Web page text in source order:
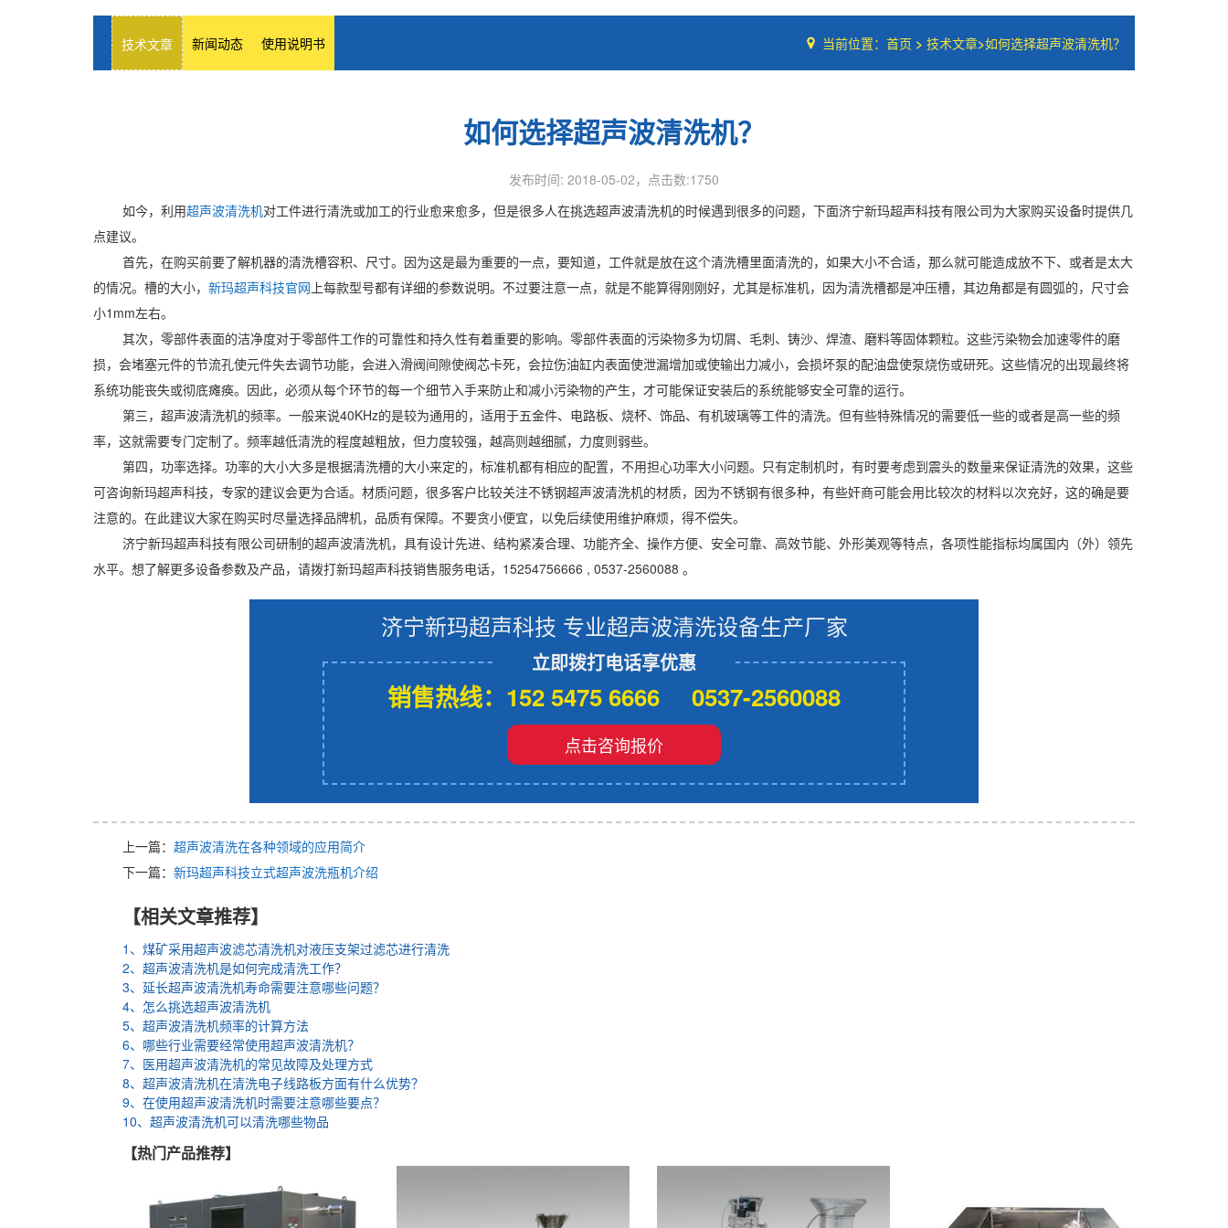
技术文章 新闻动态 使用说明书 当前位置： 首页 > 技术文章>如何选择超声波清洗机？
如何选择超声波清洗机？
发布时间: 2018-05-02，点击数:1750
如今，利用超声波清洗机对工件进行清洗或加工的行业愈来愈多，但是很多人在挑选超声波清洗机的时候遇到很多的问题，下面济宁新玛超声科技有限公司为大家购买设备时提供几
点建议。
首先，在购买前要了解机器的清洗槽容积、尺寸。因为这是最为重要的一点，要知道，工件就是放在这个清洗槽里面清洗的，如果大小不合适，那么就可能造成放不下、或者是太大
的情况。槽的大小， 新玛超声科技官网 上每款型号都有详细的参数说明。不过要注意一点，就是不能算得刚刚好，尤其是标准机，因为清洗槽都是冲压槽，其边角都是有圆弧的，尺寸会
小1mm左右。
其次，零部件表面的洁净度对于零部件工作的可靠性和持久性有着重要的影响。零部件表面的污染物多为切屑、毛刺、铸沙、焊渣、磨料等固体颗粒。这些污染物会加速零件的磨
损，会堵塞元件的节流孔使元件失去调节功能，会进入滑阀间隙使阀芯卡死，会拉伤油缸内表面使泄漏增加或使输出力减小，会损坏泵的配油盘使泵烧伤或研死。这些情况的出现最终将
系统功能丧失或彻底瘫痪。因此，必须从每个环节的每一个细节入手来防止和减小污染物的产生，才可能保证安装后的系统能够安全可靠的运行。
第三，超声波清洗机的频率。一般来说40KHz的是较为通用的，适用于五金件、电路板、烧杯、饰品、有机玻璃等工件的清洗。但有些特殊情况的需要低一些的或者是高一些的频
率，这就需要专门定制了。频率越低清洗的程度越粗放，但力度较强，越高则越细腻，力度则弱些。
第四，功率选择。功率的大小大多是根据清洗槽的大小来定的，标准机都有相应的配置，不用担心功率大小问题。只有定制机时，有时要考虑到震头的数量来保证清洗的效果，这些
可咨询新玛超声科技，专家的建议会更为合适。材质问题，很多客户比较关注不锈钢超声波清洗机的材质，因为不锈钢有很多种，有些奸商可能会用比较次的材料以次充好，这的确是要
注意的。在此建议大家在购买时尽量选择品牌机，品质有保障。不要贪小便宜，以免后续使用维护麻烦，得不偿失。
济宁新玛超声科技有限公司研制的超声波清洗机，具有设计先进、结构紧凑合理、功能齐全、操作方便、安全可靠、高效节能、外形美观等特点，各项性能指标均属国内（外）领先
水平。想了解更多设备参数及产品，请拨打新玛超声科技销售服务电话，15254756666 , 0537-2560088 。
济宁新玛超声科技 专业超声波清洗设备生产厂家
立即拨打电话享优惠
销售热线：152 5475 6666 0537-2560088
点击咨询报价
上一篇： 超声波清洗在各种领域的应用简介
下一篇： 新玛超声科技立式超声波洗瓶机介绍
【相关文章推荐】
1、煤矿采用超声波滤芯清洗机对液压支架过滤芯进行清洗
2、超声波清洗机是如何完成清洗工作？
3、延长超声波清洗机寿命需要注意哪些问题？
4、怎么挑选超声波清洗机
5、超声波清洗机频率的计算方法
6、哪些行业需要经常使用超声波清洗机？
7、医用超声波清洗机的常见故障及处理方式
8、超声波清洗机在清洗电子线路板方面有什么优势？
9、在使用超声波清洗机时需要注意哪些要点？
10、超声波清洗机可以清洗哪些物品
【热门产品推荐】